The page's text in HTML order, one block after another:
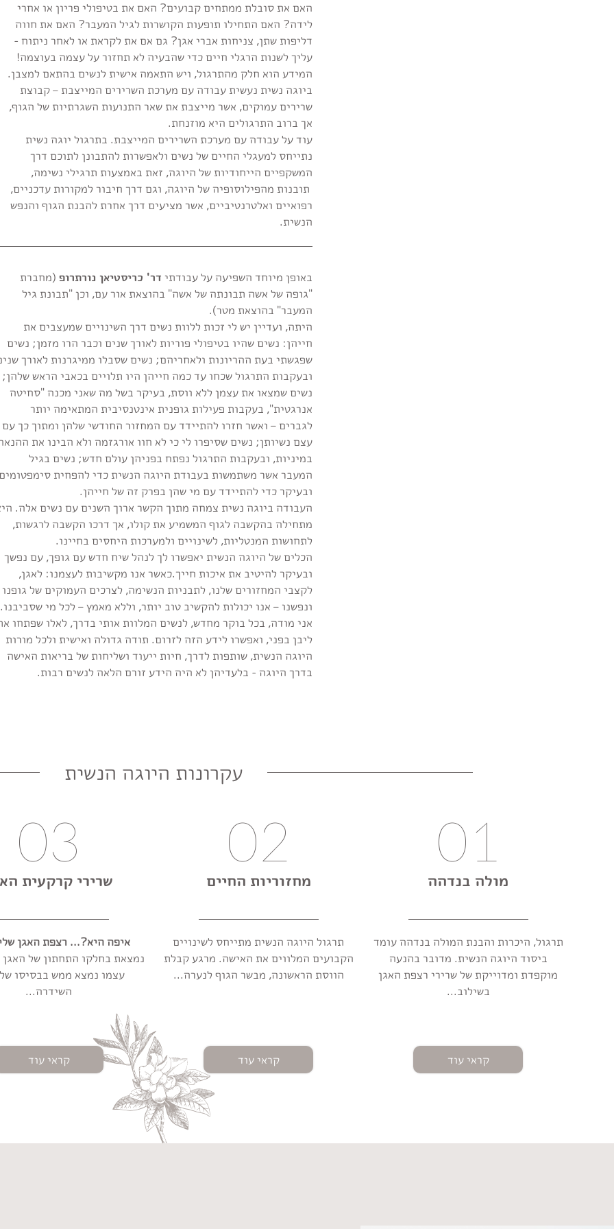
האם את סובלת ממתחים קבועים? האם את בטיפולי פריון או אחרי
לידה? האם התחילו תופעות הקושרות לגיל המעבר? האם את חווה
דליפות שתן, צניחות אברי אגן? גם אם את לקראת או לאחר ניתוח -
עליך לשנות הרגלי חיים כדי שהבעיה לא תחזור על עצמה בעוצמה!
המידע הוא חלק מהתרגול, ויש התאמה אישית לנשים בהתאם למצבן.
ביוגה נשית נעשית עבודה עם מערכת השרירים המייצבת – קבוצת
שרירים עמוקים, אשר מייצבת את שאר התנועות השגרתיות של הגוף,
אך ברוב התרגולים היא מוזנחת.
עוד על עבודה עם מערכת השרירים המייצבת. בתרגול יוגה נשית
נתייחס למעגלי החיים של נשים ולאפשרות להתבונן לתוכם דרך
המשקפיים הייחודיות של היוגה, זאת באמצעות תרגילי נשימה,
תובנות מהפילוסופיה של היוגה, וגם דרך חיבור למקורות עדכניים,
רפואיים ואלטרנטיביים, אשר מציעים דרך אחרת להבנת הגוף והנפש
הנשית.
באופן מיוחד השפיעה על עבודתי דר' כריסטיאן נורתרופ (מחברת
"גופה של אשה תבונתה של אשה" בהוצאת אור עם, וכן "תבונת גיל
המעבר" בהוצאת מטר).
היתה, ועדיין יש לי זכות ללוות נשים דרך השינויים שמעצבים את
חייהן: נשים שהיו בטיפולי פוריות לאורך שנים וכבר הרו מזמן; נשים
שפגשתי בעת ההריונות ולאחריהם; נשים שסבלו ממיגרנות לאורך
ובעקבות התרגול שכחו עד כמה חייהן היו תלויים בכאבי הראש שלהן;
נשים שמצאו את עצמן ללא ווסת, בעיקר בשל מה שאני מכנה "סחיטה
אנרגטית", בעקבות פעילות גופנית אינטנסיבית המתאימה יותר
לגברים – ואשר חזרו להתיידד עם המחזור החודשי שלהן ומתוך כך עם
עצם נשיותן; נשים שסיפרו לי כי לא חוו אורגזמה ולא הבינו את
במיניות, ובעקבות התרגול נפתח בפניהן עולם חדש; נשים בגיל
המעבר אשר משתמשות בעבודת היוגה הנשית כדי להפחית
ובעיקר כדי להתיידד עם מי שהן בפרק זה של חייהן.
העבודה ביוגה נשית צמחה מתוך הקשר ארוך השנים עם נשים אלה.
מתחילה בהקשבה לגוף המשמיע את קולו, אך דרכו הקשבה לרגשות,
לתחושות המנטליות, לשינויים ולמערכות היחסים בחיינו.
הכלים של היוגה הנשית יאפשרו לך לנהל שיח חדש עם גופך, עם נפשך
ובעיקר להיטיב את איכות חייך.כאשר אנו מקשיבות לעצמנו: לאגן,
לקצבי המחזורים שלנו, לתבניות הנשימה, לצרכים העמוקים של גופנו
ונפשנו – אנו יכולות להקשיב טוב יותר, וללא מאמץ – לכל מי שסביבנו.
אני מודה, בכל בוקר מחדש, לנשים המלוות אותי בדרך, לאלו שפתחו
ליבן בפני, ואפשרו לידע הזה לזרום. תודה גדולה ואישית ולכל מורות
היוגה הנשית, שותפות לדרך, חיות ייעוד ושליחות של בריאות האישה
בדרך היוגה - בלעדיהן לא היה הידע זורם הלאה לנשים רבות.
עקרונות היוגה הנשית
01
מולה בנדהה
תרגול, היכרות והבנת המולה בנדהה עומד
ביסוד היוגה הנשית. מדובר בהנעה
מוקפדת ומדוייקת של שרירי רצפת האגן
בשילוב...
קראי עוד
02
מחזוריות החיים
תרגול היוגה הנשית מתייחס לשינויים
הקבועים המלווים את האישה. מרגע קבלת
הווסת הראשונה, מבשר הגוף לנערה...
קראי עוד
03
שרירי קרקעית
איפה היא?... רצפת האגן
נמצאת בחלקו התחתון של
עצמו נמצא ממש בבסיסו
השידרה...
קראי עוד